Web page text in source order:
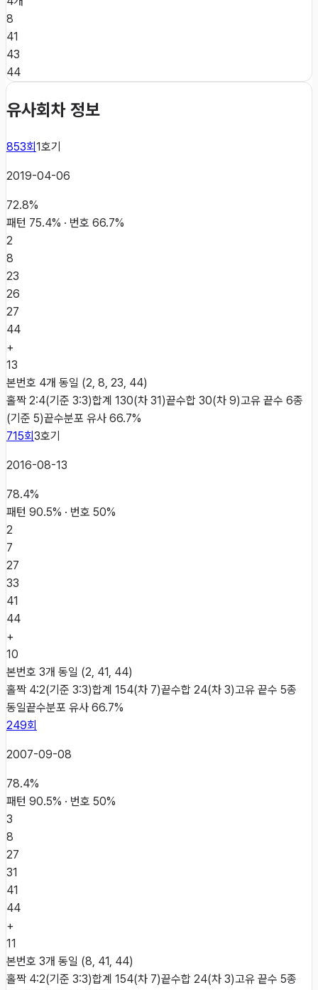
8
41
43
44
유사회차 정보
853회1호기
2019-04-06
72.8%
패턴 75.4% · 번호 66.7%
2
8
23
26
27
44
+
13
본번호 4개 동일 (2, 8, 23, 44)
홀짝 2:4(기준 3:3)합계 130(차 31)끝수합 30(차 9)고유 끝수 6종
(기준 5)끝수분포 유사 66.7%
715회3호기
2016-08-13
78.4%
패턴 90.5% · 번호 50%
2
7
27
33
41
44
+
10
본번호 3개 동일 (2, 41, 44)
홀짝 4:2(기준 3:3)합계 154(차 7)끝수합 24(차 3)고유 끝수 5종
동일끝수분포 유사 66.7%
249회
2007-09-08
78.4%
패턴 90.5% · 번호 50%
3
8
27
31
41
44
+
11
본번호 3개 동일 (8, 41, 44)
홀짝 4:2(기준 3:3)합계 154(차 7)끝수합 24(차 3)고유 끝수 5종